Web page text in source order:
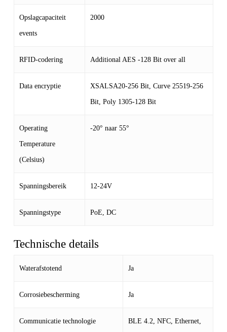
Opslagcapaciteit
events
2000
RFID-codering Additional AES -128 Bit over all
Data encryptie XSALSA20-256 Bit, Curve 25519-256
Bit, Poly 1305-128 Bit
Operating
Temperature
(Celsius)
-20° naar 55°
Spanningsbereik 12-24V
Spanningstype PoE, DC
Technische details
Waterafstotend Ja
Corrosiebescherming Ja
Communicatie technologie BLE 4.2, NFC, Ethernet,